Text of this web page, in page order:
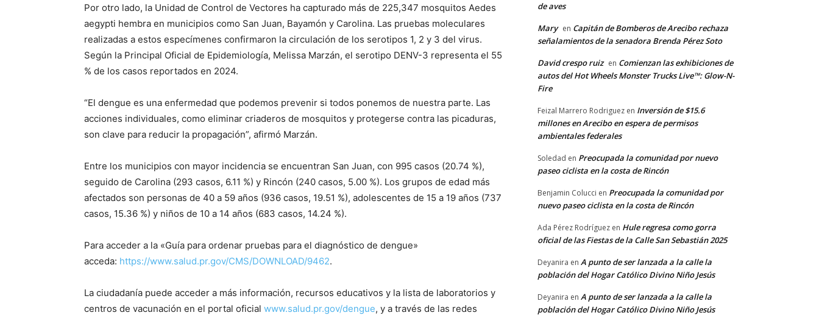
Por otro lado, la Unidad de Control de Vectores ha capturado más de 225,347 mosquitos Aedes
aegypti hembra en municipios como San Juan, Bayamón y Carolina. Las pruebas moleculares
realizadas a estos especímenes confirmaron la circulación de los serotipos 1, 2 y 3 del virus.
Según la Principal Oficial de Epidemiología, Melissa Marzán, el serotipo DENV-3 representa el 55
% de los casos reportados en 2024.
“El dengue es una enfermedad que podemos prevenir si todos ponemos de nuestra parte. Las
acciones individuales, como eliminar criaderos de mosquitos y protegerse contra las picaduras,
son clave para reducir la propagación”, afirmó Marzán.
Entre los municipios con mayor incidencia se encuentran San Juan, con 995 casos (20.74 %),
seguido de Carolina (293 casos, 6.11 %) y Rincón (240 casos, 5.00 %). Los grupos de edad más
afectados son personas de 40 a 59 años (936 casos, 19.51 %), adolescentes de 15 a 19 años (737
casos, 15.36 %) y niños de 10 a 14 años (683 casos, 14.24 %).
Para acceder a la «Guía para ordenar pruebas para el diagnóstico de dengue»
acceda: https://www.salud.pr.gov/CMS/DOWNLOAD/9462.
La ciudadanía puede acceder a más información, recursos educativos y la lista de laboratorios y
centros de vacunación en el portal oficial www.salud.pr.gov/dengue, y a través de las redes
de aves
Mary en Capitán de Bomberos de Arecibo rechaza
señalamientos de la senadora Brenda Pérez Soto
David crespo ruiz en Comienzan las exhibiciones de
autos del Hot Wheels Monster Trucks Live™: Glow-N-
Fire
Feizal Marrero Rodriguez en Inversión de $15.6
millones en Arecibo en espera de permisos
ambientales federales
Soledad en Preocupada la comunidad por nuevo
paseo ciclista en la costa de Rincón
Benjamin Colucci en Preocupada la comunidad por
nuevo paseo ciclista en la costa de Rincón
Ada Pérez Rodríguez en Hule regresa como gorra
oficial de las Fiestas de la Calle San Sebastián 2025
Deyanira en A punto de ser lanzada a la calle la
población del Hogar Católico Divino Niño Jesús
Deyanira en A punto de ser lanzada a la calle la
población del Hogar Católico Divino Niño Jesús